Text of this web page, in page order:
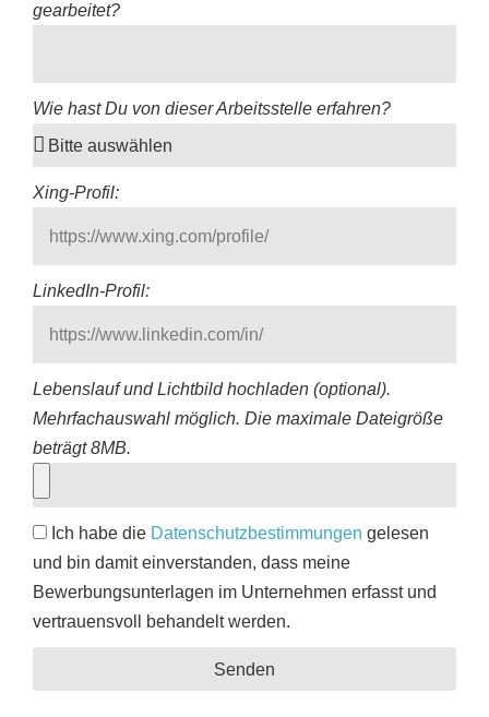
gearbeitet?
Wie hast Du von dieser Arbeitsstelle erfahren?
Xing-Profil:
LinkedIn-Profil:
Lebenslauf und Lichtbild hochladen (optional).
Mehrfachauswahl möglich. Die maximale Dateigröße
beträgt 8MB.
Ich habe die Datenschutzbestimmungen gelesen
und bin damit einverstanden, dass meine
Bewerbungsunterlagen im Unternehmen erfasst und
vertrauensvoll behandelt werden.
Senden